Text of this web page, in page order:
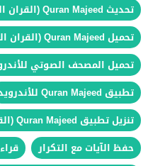
تحديث Quran Majeed (القران الكريم) الجديد للهواتف الذكية
تحميل Quran Majeed (القران الكريم) 6.0.0 للاندرويد
تحميل المصحف الصوتي
تطبيق Quran Majeed للأندرويد
تنزيل تطبيق Quran Majeed (القران الكريم) برابط مباشر 6.0.0
حفظ الآيات مع التكرار